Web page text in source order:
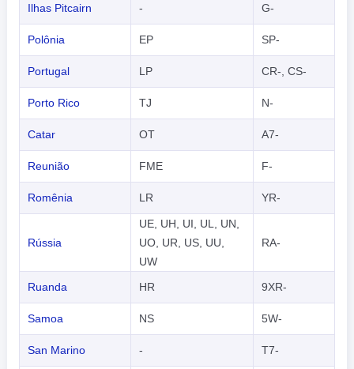
Ilhas Pitcairn - G-
Polônia EP SP-
Portugal LP CR-, CS-
Porto Rico TJ N-
Catar OT A7-
Reunião FME F-
Romênia LR YR-
Rússia
UE, UH, UI, UL, UN,
UO, UR, US, UU,
UW
RA-
Ruanda HR 9XR-
Samoa NS 5W-
San Marino - T7-